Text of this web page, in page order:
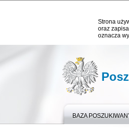
Strona
oraz
oznacza
BAZA